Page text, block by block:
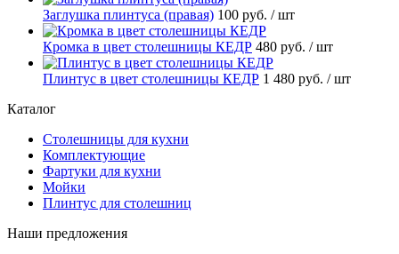
Заглушка плинтуса (правая) 100 руб. / шт
Кромка в цвет столешницы КЕДР 480 руб. / шт
Плинтус в цвет столешницы КЕДР 1 480 руб. / шт
Каталог
Столешницы для кухни
Комплектующие
Фартуки для кухни
Мойки
Плинтус для столешниц
Наши предложения